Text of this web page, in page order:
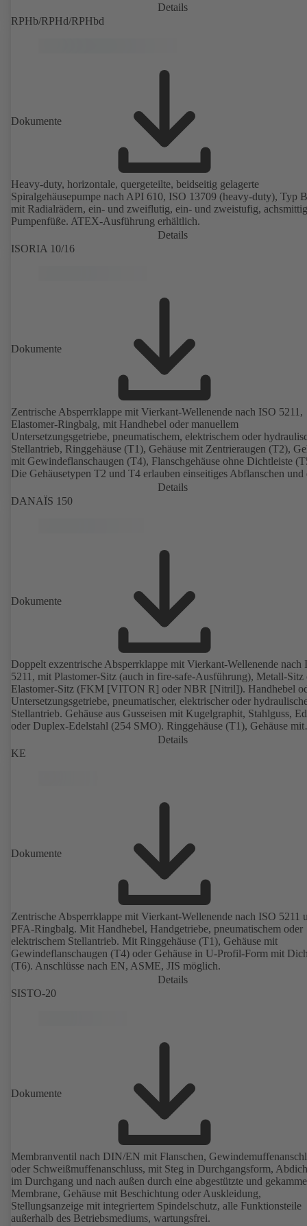
Details
RPHb/RPHd/RPHbd
Dokumente
Heavy-duty, horizontale, quergeteilte, beidseitig gelagerte
Spiralgehäusepumpe nach API 610, ISO 13709 (heavy-duty), Typ
mit Radialrädern, ein- und zweiflutig, ein- und zweistufig,
Pumpenfüße. ATEX-Ausführung erhältlich.
Details
ISORIA 10/16
Dokumente
Zentrische Absperrklappe mit Vierkant-Wellenende nach ISO 5211,
Elastomer-Ringbalg, mit Handhebel oder manuellem
Untersetzungsgetriebe, pneumatischem, elektrischem oder
Stellantrieb, Ringgehäuse (T1), Gehäuse mit Zentrieraugen (T2),
mit Gewindeflanschaugen (T4), Flanschgehäuse ohne Dichtleiste
Die Gehäusetypen T2 und T4 erlauben einseitiges Abflanschen und
Einbau als Endarmatur mit Gegenflansch. Anschlüsse nach EN,
JIS.
Details
DANAÏS 150
Dokumente
Doppelt exzentrische Absperrklappe mit Vierkant-Wellenende nach
5211, mit Plastomer-Sitz (auch in fire-safe-Ausführung), Metall-Sitz
Elastomer-Sitz (FKM [VITON R] oder NBR [Nitril]). Handhebel
Untersetzungsgetriebe, pneumatischer, elektrischer oder
Stellantrieb. Gehäuse aus Gusseisen mit Kugelgraphit, Stahlguss,
oder Duplex-Edelstahl (254 SMO). Ringgehäuse (T1), Gehäuse mit
Gewindeflanschaugen (T4), T4 für einseitiges Abflanschen und den
Einsatz als Endarmatur mit Gegenflansch. Anschlüsse nach EN,
Details
KE
Dokumente
Zentrische Absperrklappe mit Vierkant-Wellenende nach ISO 5211
PFA-Ringbalg. Mit Handhebel, Handgetriebe, pneumatischem oder
elektrischem Stellantrieb. Mit Ringgehäuse (T1), Gehäuse mit
Gewindeflanschaugen (T4) oder Gehäuse in U-Profil-Form mit
(T6). Anschlüsse nach EN, ASME, JIS möglich.
Details
SISTO-20
Dokumente
Membranventil nach DIN/EN mit Flanschen,
oder Schweißmuffenanschluss, mit Steg in Durchgangsform,
im Durchgang und nach außen durch eine abgestützte und
Membrane, Gehäuse mit Beschichtung oder Auskleidung,
Stellungsanzeige mit integriertem Spindelschutz, alle Funktionsteile
außerhalb des Betriebsmediums, wartungsfrei.